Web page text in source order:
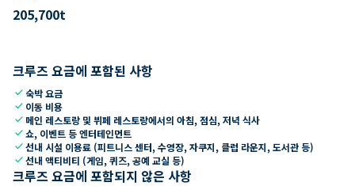
205,700t
크루즈 요금에 포함된 사항
check숙박 요금
check 이동 비용
check 메인 레스토랑 및 뷔페 레스토랑에서의 아침, 점심, 저녁 식사
check쇼, 이벤트 등 엔터테인먼트
check선내 시설 이용료 (피트니스 센터, 수영장, 자쿠지, 클럽 라운지, 도서관 등)
check선내 액티비티 (게임, 퀴즈, 공예 교실 등)
크루즈 요금에 포함되지 않은 사항